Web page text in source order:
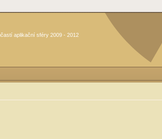
aplikační sféry 2009 - 2012